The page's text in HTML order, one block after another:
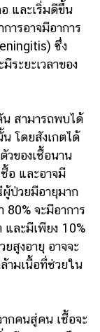
และเริ่มดีขึ้น
ารอาจมีอาการ
ซึ่ง
ระยะเวลาของ
สามารถพบได้
โดยสังเกตได้
วของเชื้อนาน
อ และอาจมี
ป่วยมีอายุมาก
80% จะมีอาการ
และมีเพียง 10%
สูงอายุ อาจจะ
ามเนื้อที่ช่วยใน
คนสู่คน เชื้อจะ